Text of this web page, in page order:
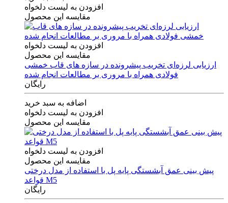
افزودن به لیست دلخواه
مقایسه این محصول
افزودن به لیست دلخواه
مقایسه این محصول
ارزیابی لرزه‌ای تخریب پیشرونده در سازه های قاب خمشی
فولادی همراه با مروری بر مطالعات انجام شده
رایگان
اضافه به سبد خرید
افزودن به لیست دلخواه
مقایسه این محصول
افزودن به لیست دلخواه
مقایسه این محصول
پیش بینی عمق آبشستگی پایه پل با استفاده از مدل درختی
قواعد M5
رایگان